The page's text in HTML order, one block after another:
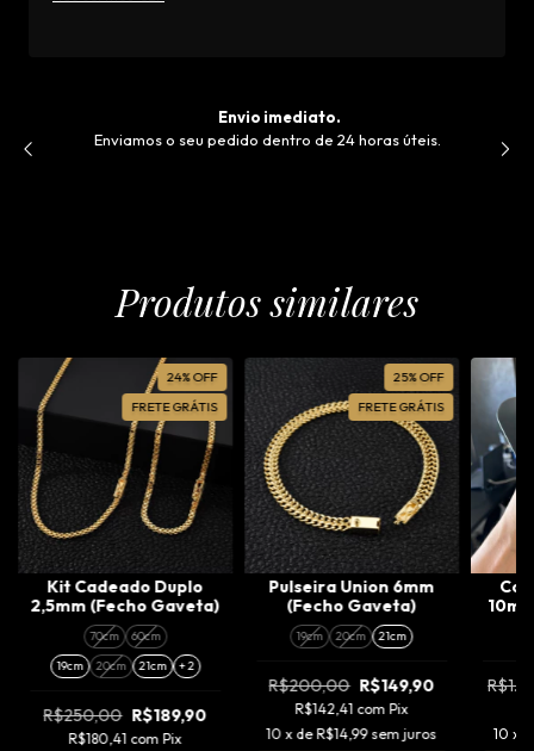
Envio imediato.
Enviamos o seu pedido dentro de 24 horas úteis.
Produtos similares
24%OFF
FRETE GRÁTIS
Kit Cadeado Duplo
2,5mm (Fecho Gaveta)
70cm
60cm
19cm
20cm 21cm + 2
R$250,00 R$189,90
R$180,41 com Pix
25%OFF
FRETE GRÁTIS
Pulseira Union 6mm
(Fecho Gaveta)
19cm 20cm 21cm
R$200,00 R$149,90
R$142,41 com Pix
10 x de R$14,99 sem juros
10 x